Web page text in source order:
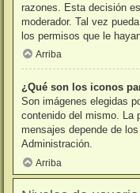
razones. Esta decisión
moderador. Tal vez
los permisos que le
Arriba
¿Qué son los iconos
Son imágenes elegidas
contenido del mismo. La
mensajes depende de
Administración.
Arriba